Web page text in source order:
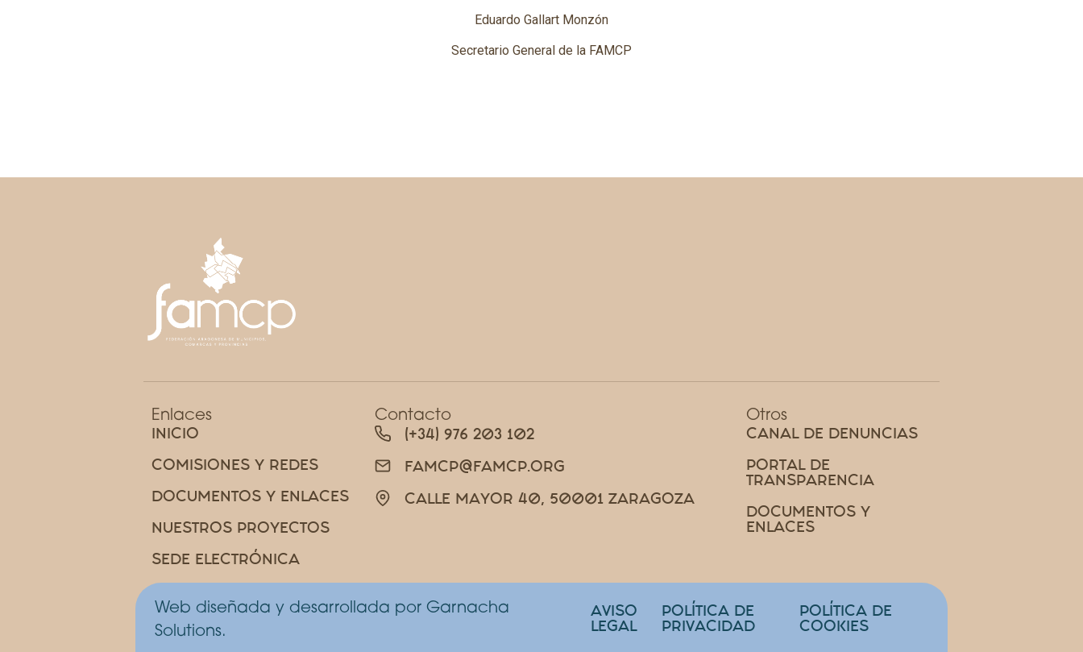
Eduardo Gallart Monzón
Secretario General de la FAMCP
Enlaces
INICIO
COMISIONES Y REDES
DOCUMENTOS Y ENLACES
NUESTROS PROYECTOS
SEDE ELECTRÓNICA
Contacto
(+34) 976 203 102
FAMCP@FAMCP.ORG
CALLE MAYOR 40, 50001 ZARAGOZA
Otros
CANAL DE DENUNCIAS
PORTAL DE
TRANSPARENCIA
DOCUMENTOS Y
ENLACES
Web diseñada y desarrollada por Garnacha
Solutions.
AVISO
LEGAL
POLÍTICA DE
PRIVACIDAD
POLÍTICA DE
COOKIES